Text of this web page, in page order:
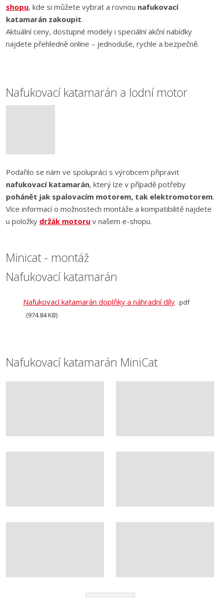
shopu, kde si můžete vybrat a rovnou nafukovací
katamarán zakoupit.
Aktuální ceny, dostupné modely i speciální akční nabídky
najdete přehledně online – jednoduše, rychle a bezpečně.
Nafukovací katamarán a lodní motor
Podařilo se nám ve spolupráci s výrobcem připravit
nafukovací katamarán, který lze v případě potřeby
pohánět jak spalovacím motorem, tak elektromotorem.
Více informací o možnostech montáže a kompatibilitě najdete
u položky držák motoru v našem e-shopu.
Minicat - montáž
Nafukovací katamarán
Nafukovací katamarán doplňky a náhradní díly pdf
974.84 KB
Nafukovací katamarán MiniCat